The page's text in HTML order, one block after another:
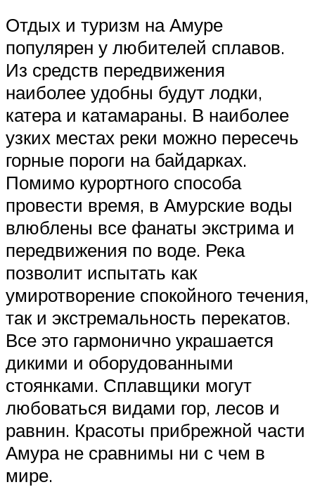
Отдых и туризм на Амуре
популярен у любителей сплавов.
Из средств передвижения
наиболее удобны будут лодки,
катера и катамараны. В наиболее
узких местах реки можно пересечь
горные пороги на байдарках.
Помимо курортного способа
провести время, в Амурские воды
влюблены все фанаты экстрима и
передвижения по воде. Река
позволит испытать как
умиротворение спокойного течения,
так и экстремальность перекатов.
Все это гармонично украшается
дикими и оборудованными
стоянками. Сплавщики могут
любоваться видами гор, лесов и
равнин. Красоты прибрежной части
Амура не сравнимы ни с чем в
мире.